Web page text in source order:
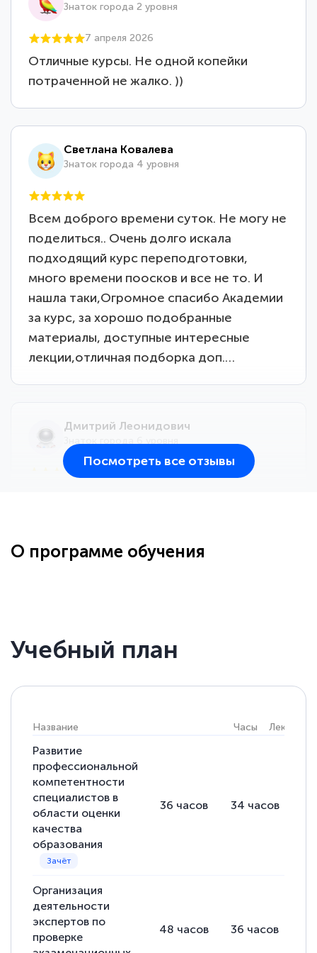
Знаток города 2 уровня
7 апреля 2026
Отличные курсы. Не одной копейки
потраченной не жалко. ))
Светлана Ковалева
Знаток города 4 уровня
Всем доброго времени суток. Не могу не
поделиться.. Очень долго искала
подходящий курс переподготовки,
много времени поосков и все не то. И
нашла таки,Огромное спасибо Академии
за курс, за хорошо подобранные
материалы, доступные интересные
лекции,отличная подборка доп.…
Дмитрий Леонидович
большое количество методических
Выражаю благодарность за курс
повышения квалификации "Эксперт ЕГЭ по
русскому языку и литературе". Много
подготовиться к тестированию. Это
книги, методические рекомендации,
статьи. Времени на подготовку
аттестацию в школе. Спасибо!
Посмотреть все отзывы
О программе обучения
Учебный план
Название Часы Лекции
Развитие
профессиональной
компетентности
специалистов в
области оценки
качества
образования
36 часов 34 часов
Организация
деятельности
экспертов по
проверке
48 часов 36 часов